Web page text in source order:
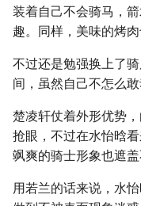
装着自己不会骑马，
趣。同样，美味的烤肉
不过还是勉强换上了
间，虽然自己不怎么
楚凌轩仗着外形优势
抢眼，不过在水怡晗
飒爽的骑士形象也遮盖
用若兰的话来说，水